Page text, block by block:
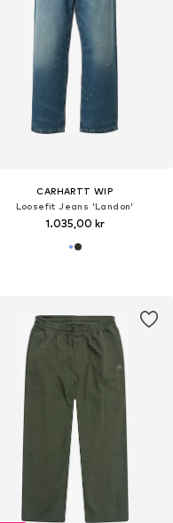
CARHARTT WIP
Loosefit Jeans 'Landon'
1.035,00 kr